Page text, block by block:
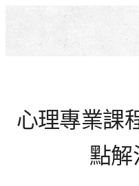
心理專業課
點解